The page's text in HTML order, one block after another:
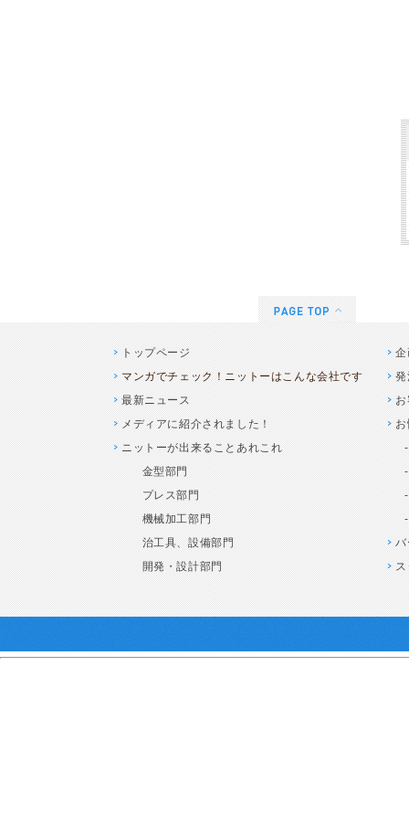
トップページ
マンガでチェック！ニットーはこんな会社です
最新ニュース
メディアに紹介されました！
ニットーが出来ることあれこれ
金型部門
プレス部門
機械加工部門
治工具、設備部門
開発・設計部門
企
発
お
お
バ
ス